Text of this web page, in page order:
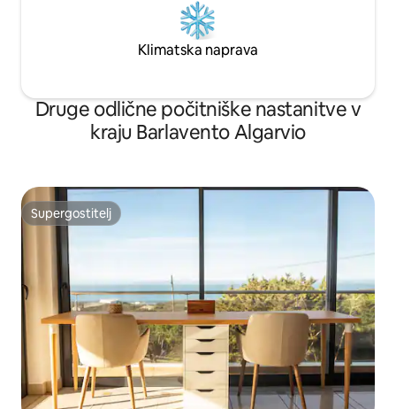
Klimatska naprava
Druge odlične počitniške nastanitve v
kraju Barlavento Algarvio
Supergostitelj
Supergostitelj